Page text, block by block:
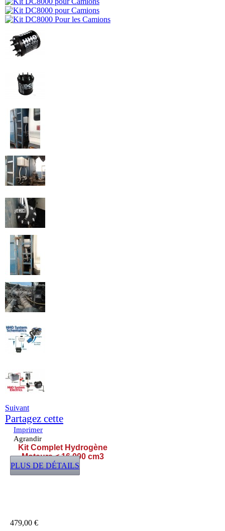
Suivant
Partagez cette
Imprimer
Agrandir
Kit Complet Hydrogène
Moteurs < 16 000 cm3
PLUS DE DÉTAILS
479,00 €